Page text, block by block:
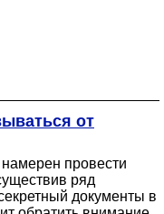
от
провести
ряд
документы в